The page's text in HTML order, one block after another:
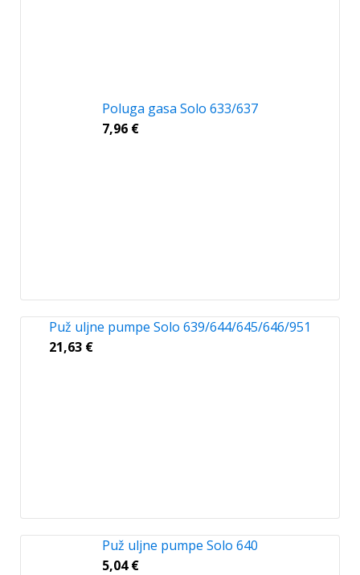
Poluga gasa Solo 633/637
7,96 €
Puž uljne pumpe Solo 639/644/645/646/951
21,63 €
Puž uljne pumpe Solo 640
5,04€